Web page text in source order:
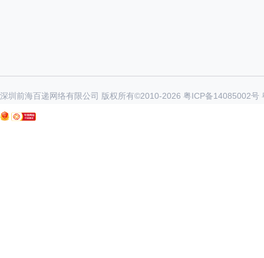
深圳前海百递网络有限公司 版权所有©2010-2026 粤ICP备14085002号